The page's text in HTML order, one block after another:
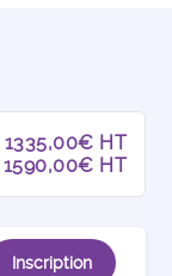
1335,00€ HT
1590,00€ HT
Inscription